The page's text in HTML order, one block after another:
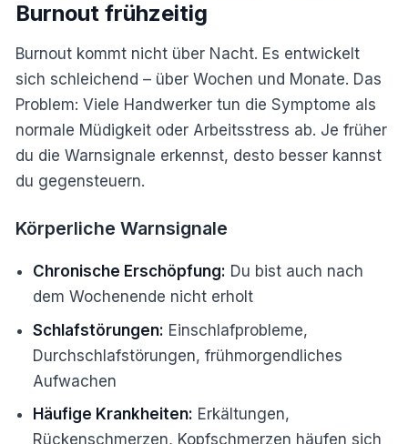
Burnout frühzeitig
Burnout kommt nicht über Nacht. Es entwickelt
sich schleichend – über Wochen und Monate. Das
Problem: Viele Handwerker tun die Symptome als
normale Müdigkeit oder Arbeitsstress ab. Je früher
du die Warnsignale erkennst, desto besser kannst
du gegensteuern.
Körperliche Warnsignale
Chronische Erschöpfung: Du bist auch nach
dem Wochenende nicht erholt
Schlafstörungen: Einschlafprobleme,
Durchschlafstörungen, frühmorgendliches
Aufwachen
Häufige Krankheiten: Erkältungen,
Rückenschmerzen, Kopfschmerzen häufen sich